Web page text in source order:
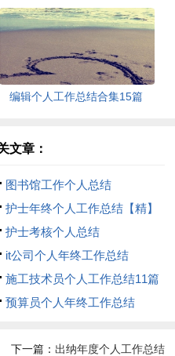
编辑个人工作总结合集15篇
文章：
图书馆工作个人总结
护士年终个人工作总结【精】
护士考核个人总结
it公司个人年终工作总结
施工技术员个人工作总结11篇
预算员个人年终工作总结
下一篇： 出纳年度个人工作总结